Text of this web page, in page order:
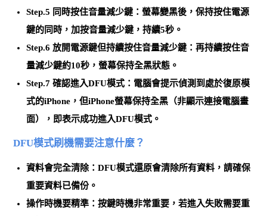
Step.5 同時按住音量減少鍵 ：螢幕變黑後，保持按住電源
鍵的同時，加按音量減少鍵，持續5秒。
Step.6 放開電源鍵但持續按住音量減少鍵 ：再持續按住音
量減少鍵約10秒，螢幕保持全黑狀態。
Step.7 確認進入DFU模式 ：電腦會提示偵測到處於復原模
式的iPhone，但iPhone螢幕保持全黑（非顯示連接電腦畫
面），即表示成功進入DFU模式。
DFU模式刷機需要注意什麼？
資料會完全清除：DFU模式還原會清除所有資料，請確保
重要資料已備份。
操作時機要精準 ：按鍵時機非常重要，若進入失敗需要重